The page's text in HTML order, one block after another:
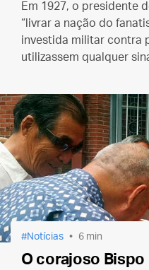
Em 1927, o presidente
“livrar a nação do
investida militar contra
utilizassem qualquer
Notícias 6 min
O corajoso Bispo